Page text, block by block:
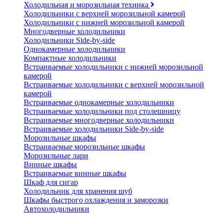
Холодильная и морозильная техника
Холодильники с верхней морозильной камерой
Холодильники с нижней морозильной камерой
Многодверные холодильники
Холодильники Side-by-side
Однокамерные холодильники
Компактные холодильники
Встраиваемые холодильники с нижней морозильной
камерой
Встраиваемые холодильники с верхней морозильной
камерой
Встраиваемые однокамерные холодильники
Встраиваемые холодильники под столешницу
Встраиваемые многодверные холодильники
Встраиваемые холодильники Side-by-side
Морозильные шкафы
Встраиваемые морозильные шкафы
Морозильные лари
Винные шкафы
Встраиваемые винные шкафы
Шкаф для сигар
Холодильник для хранения шуб
Шкафы быстрого охлаждения и заморозки
Автохолодильники